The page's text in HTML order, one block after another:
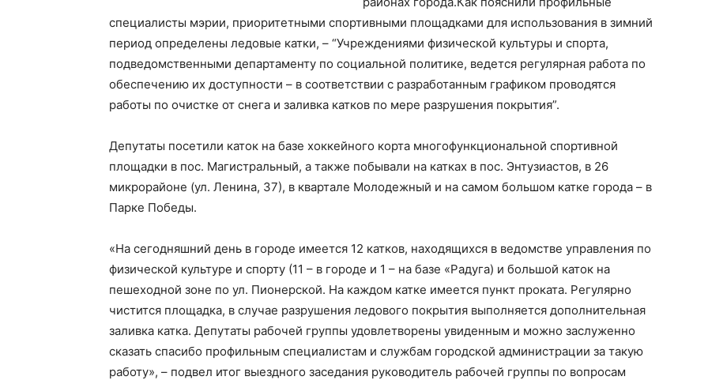
специалисты мэрии, приоритетными спортивными площадками для использования в зимний
период определены ледовые катки, – “Учреждениями физической культуры и спорта,
подведомственными департаменту по социальной политике, ведется регулярная работа по
обеспечению их доступности – в соответствии с разработанным графиком проводятся
работы по очистке от снега и заливка катков по мере разрушения покрытия”.
Депутаты посетили каток на базе хоккейного корта многофункциональной спортивной
площадки в пос. Магистральный, а также побывали на катках в пос. Энтузиастов, в 26
микрорайоне (ул. Ленина, 37), в квартале Молодежный и на самом большом катке города – в
Парке Победы.
«На сегодняшний день в городе имеется 12 катков, находящихся в ведомстве управления по
физической культуре и спорту (11 – в городе и 1 – на базе «Радуга) и большой каток на
пешеходной зоне по ул. Пионерской. На каждом катке имеется пункт проката. Регулярно
чистится площадка, в случае разрушения ледового покрытия выполняется дополнительная
заливка катка. Депутаты рабочей группы удовлетворены увиденным и можно заслуженно
сказать спасибо профильным специалистам и службам городской администрации за такую
работу», – подвел итог выездного заседания руководитель рабочей группы по вопросам